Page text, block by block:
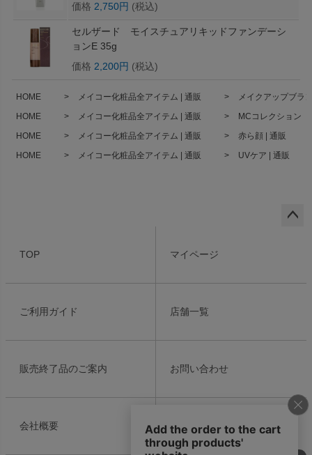
価格 2,750円 (税込)
セルザード モイスチュアリキッドファンデーシ
ョンE 35g
価格 2,200円 (税込)
HOME メイコー化粧品全アイテム | 通販
メイクアップブラ
HOME
メイコー化粧品全アイテム | 通販
MCコレクション
HOME
メイコー化粧品全アイテム | 通販
赤ら顔 | 通販
HOME
メイコー化粧品全アイテム | 通販 UVケア | 通販
TOP マイページ
ご利用ガイド 店舗一覧
販売終了品のご案内 お問い合わせ
会社概要 個人情報の取り扱い